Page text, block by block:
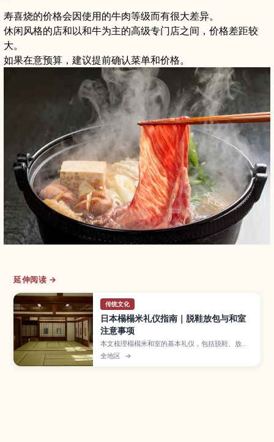
寿喜烧的价格会因使用的牛肉等级而有很大差异。
休闲风格的店和以和牛为主的高级专门店之间，价格差距较
大。
如果在意预算，建议提前确认菜单和价格。
延伸阅读 →
传统文化
日本榻榻米礼仪指南｜脱鞋放包与和室
注意事项
本文梳理榻榻米和室的基本礼仪，包括脱鞋、放
包、拍照与防损细节，帮助新手从容应对。
全地区 →